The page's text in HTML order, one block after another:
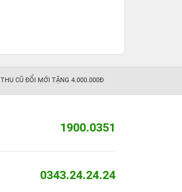
THU CŨ ĐỔI MỚI TẶNG 4.000.000Đ
1900.0351
0343.24.24.24